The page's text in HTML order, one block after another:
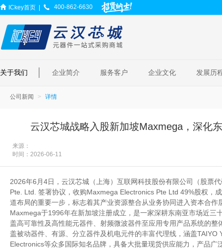
ICkey首页 400-862-6630
关于我们 企业简介 服务客户 企业文化 发展历
公司新闻 详情
云汉芯城战略入股新加坡Maxmega，深化
来源：
时间： 2026-06-11
2026年6月4日，云汉芯城（上海）互联网科技股份有限公司（股票
Pte. Ltd. 签署协议，收购Maxmega Electronics Pte Ltd 49%股权，
道布局的重要一步，标志着其产业资源整合从业务协同进入资本合作
Maxmega于1996年在新加坡注册成立，是一家深耕东南亚市场近三
盖高可靠性及高性能元器件、射频微波器件至应用专用产品系统的
盖被动器件、有源、分立器件及机电元件的丰富代理线，涵盖
Electronics等众多国际知名品牌，具备大批量现货供应能力，产品